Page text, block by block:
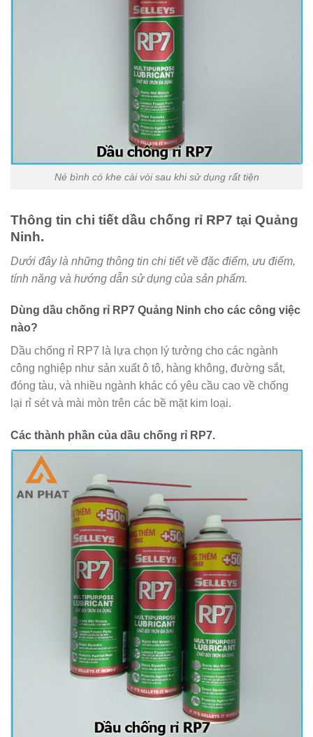
Né bình có khe cài vòi sau khi sử dụng rất tiện
Thông tin chi tiết dầu chống rỉ RP7 tại Quảng
Ninh.
Dưới đây là những thông tin chi tiết về đặc điểm, ưu điểm,
tính năng và hướng dẫn sử dụng của sản phẩm.
Dùng dầu chống rỉ RP7 Quảng Ninh cho các công việc
nào?
Dầu chống rỉ RP7 là lựa chọn lý tưởng cho các ngành
công nghiệp như sản xuất ô tô, hàng không, đường sắt,
đóng tàu, và nhiều ngành khác có yêu cầu cao về chống
lại rỉ sét và mài mòn trên các bề mặt kim loại.
Các thành phần của dầu chống rỉ RP7.